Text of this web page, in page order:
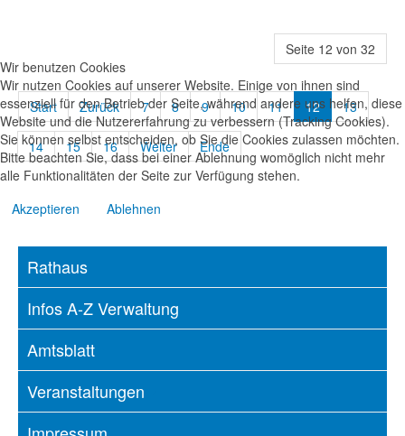
Seite 12 von 32
Start Zurück 7 8 9 10 11 12 13
14 15 16 Weiter Ende
Rathaus
Infos A-Z Verwaltung
Amtsblatt
Veranstaltungen
Wir benutzen Cookies
Wir nutzen Cookies auf unserer Website. Einige von ihnen sind
essenziell für den Betrieb der Seite, während andere uns helfen, diese
Website und die Nutzererfahrung zu verbessern (Tracking Cookies).
Sie können selbst entscheiden, ob Sie die Cookies zulassen möchten.
Bitte beachten Sie, dass bei einer Ablehnung womöglich nicht mehr
alle Funktionalitäten der Seite zur Verfügung stehen.
Akzeptieren
Ablehnen